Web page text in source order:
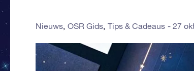
Nieuws OSR Gids Tips & Cadeaus 27